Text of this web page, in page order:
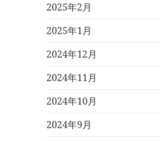
2025年2月
2025年1月
2024年12月
2024年11月
2024年10月
2024年9月